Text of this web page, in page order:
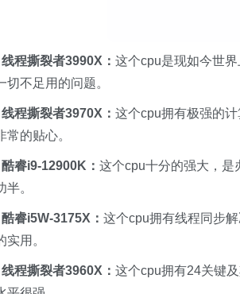
程撕裂者3990X： 这个cpu是现如今世
切不足用的问题。
程撕裂者3970X： 这个cpu拥有极强的
常的贴心。
睿i9-12900K： 这个cpu十分的强大，是
半。
睿i5W-3175X： 这个cpu拥有线程同步
实用。
程撕裂者3960X： 这个cpu拥有24关键